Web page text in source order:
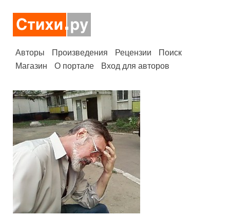
Авторы Произведения Рецензии
Поиск
Магазин
О портале Вход для авторов